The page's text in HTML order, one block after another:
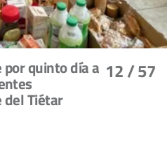
12/ 57
por quinto día a
Tiétar